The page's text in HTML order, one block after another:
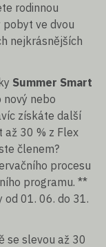
rodinnou
ve dvou
nejkrásnějších
Summer Smart
nebo
získáte další
až 30 % z Flex
členem?
procesu
programu. **
01. 06. do 31.
se slevou až 30